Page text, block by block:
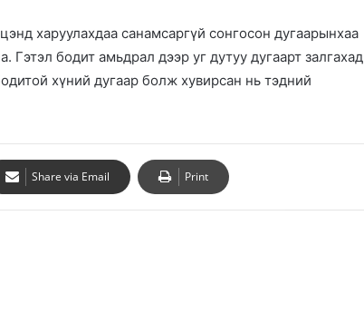
харуулахдаа санамсаргүй сонгосон дугаарынхаа
бодит амьдрал дээр уг дутуу дугаарт залгахад
хүний дугаар болж хувирсан нь тэдний
Share via Email Print